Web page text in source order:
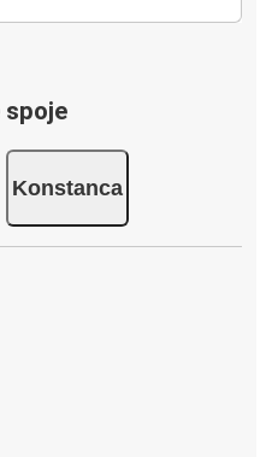
spoje
Konstanca